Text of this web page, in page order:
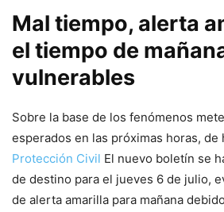
Mal tiempo, alerta
el tiempo de
vulnerables
Sobre la base de los fenómenos
esperados en las próximas horas, de
Protección Civil El nuevo boletín se
de destino para el jueves 6 de julio,
de alerta amarilla para mañana